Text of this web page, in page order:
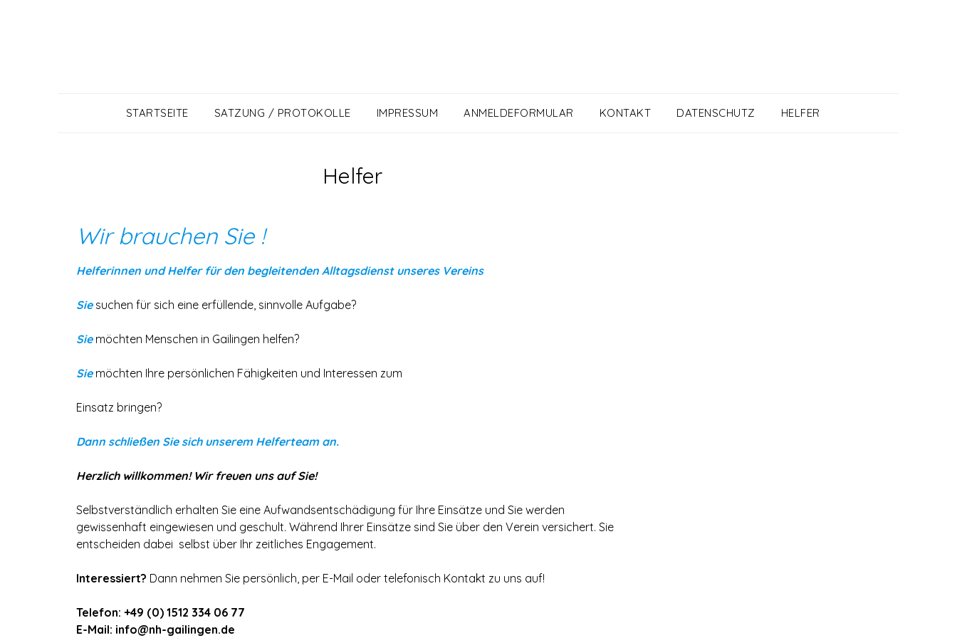
STARTSEITE SATZUNG / PROTOKOLLE IMPRESSUM ANMELDEFORMULAR KONTAKT DATENSCHUTZ HELFER
Helfer
Wir brauchen Sie !
Helferinnen und Helfer für den begleitenden Alltagsdienst unseres Vereins
Siesuchen für sich eine erfüllende, sinnvolle Aufgabe?
Sie möchten Menschen in Gailingen helfen?
Sie möchten Ihre persönlichen Fähigkeiten und Interessen zum
Einsatz bringen?
Dann schließen Sie sich unserem Helferteam an.
Herzlich willkommen! Wir freuen uns auf Sie!
Selbstverständlich erhalten Sie eine Aufwandsentschädigung für Ihre Einsätze und Sie werden
gewissenhaft eingewiesen und geschult. Während Ihrer Einsätze sind Sie über den Verein versichert. Sie
entscheiden dabei selbst über Ihr zeitliches Engagement.
Interessiert? Dann nehmen Sie persönlich, per E-Mail oder telefonisch Kontakt zu uns auf!
Telefon: +49 (0) 1512 334 06 77
E-Mail: info@nh-gailingen.de